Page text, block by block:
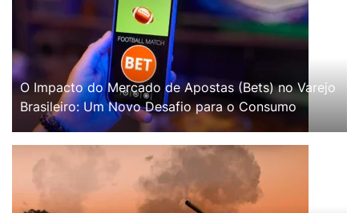
O Impacto do Mercado de Apostas (Bets) no Varejo
Brasileiro: Um Novo Desafio para o Consumo